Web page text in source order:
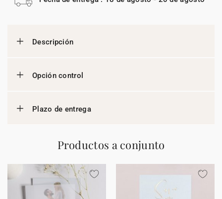
Descripción
Opción control
Plazo de entrega
Productos a conjunto